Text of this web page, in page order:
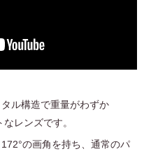
ル構造で重量がわずか
レンズです。
の画角を持ち、通常のパ